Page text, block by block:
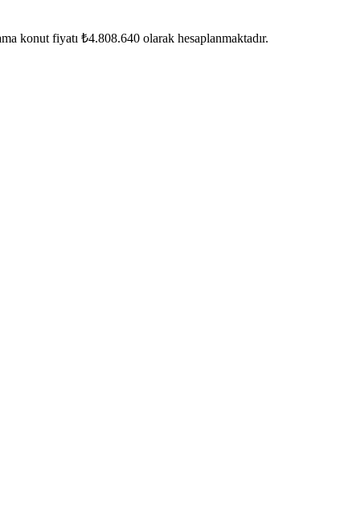
konut fiyatı ₺4.808.640 olarak hesaplanmaktadır.